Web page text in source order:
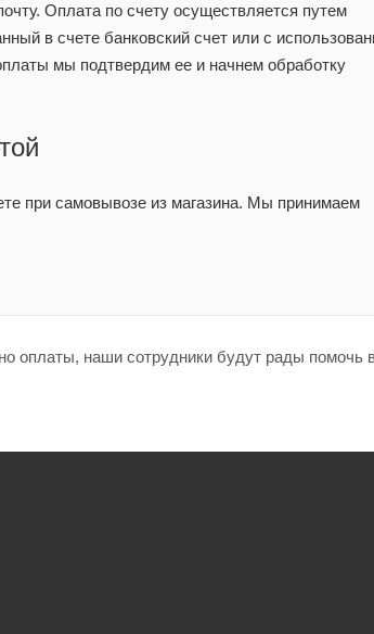
Оплата по счету осуществляется путем
в счете банковский счет или с
мы подтвердим ее и начнем обработку
при самовывозе из магазина. Мы принимаем
оплаты, наши сотрудники будут рады помочь